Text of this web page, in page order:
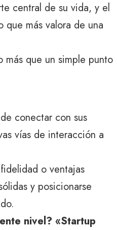
central de su vida, y el
que más valora de una
más que un simple punto
conectar con sus
vías de interacción a
o ventajas
y posicionarse
nivel? «Startup